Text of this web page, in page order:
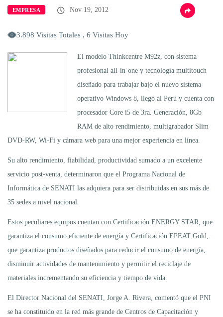
EMPRESA Nov 19, 2012
3.898 Visitas Totales , 6 Visitas Hoy
El modelo Thinkcentre M92z, con sistema
profesional all-in-one y tecnología multitouch
diseñado para trabajar bajo el nuevo sistema
operativo Windows 8, llegó al Perú y cuenta con
procesador Core i5 de 3ra. Generación, 8Gb
RAM de alto rendimiento, multigrabador Slim
DVD-RW, Wi-Fi y cámara web para una mejor experiencia en línea.
Su alto rendimiento, fiabilidad, productividad sumado a un excelente
servicio post-venta, determinaron que el Programa Nacional de
Informática de SENATI las adquiera para ser distribuidas en sus más de
35 sedes a nivel nacional.
Estos peculiares equipos cuentan con Certificación ENERGY STAR, que
garantiza el consumo eficiente de energía y Certificación EPEAT Gold,
que garantiza productos diseñados para reducir el consumo de energía,
disminuir actividades de mantenimiento y permitir el reciclaje de
materiales incrementando su eficiencia y tiempo de vida.
El Director Nacional del SENATI, Jorge A. Rivera, comentó que el PNI
se ha constituido en la red más grande de Centros de Capacitación y